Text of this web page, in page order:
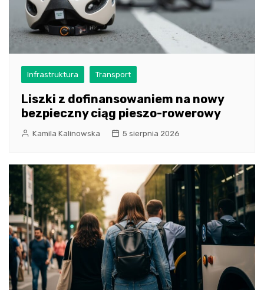
Infrastruktura Transport
Liszki z dofinansowaniem na nowy
bezpieczny ciąg pieszo-rowerowy
Kamila Kalinowska 5 sierpnia 2026